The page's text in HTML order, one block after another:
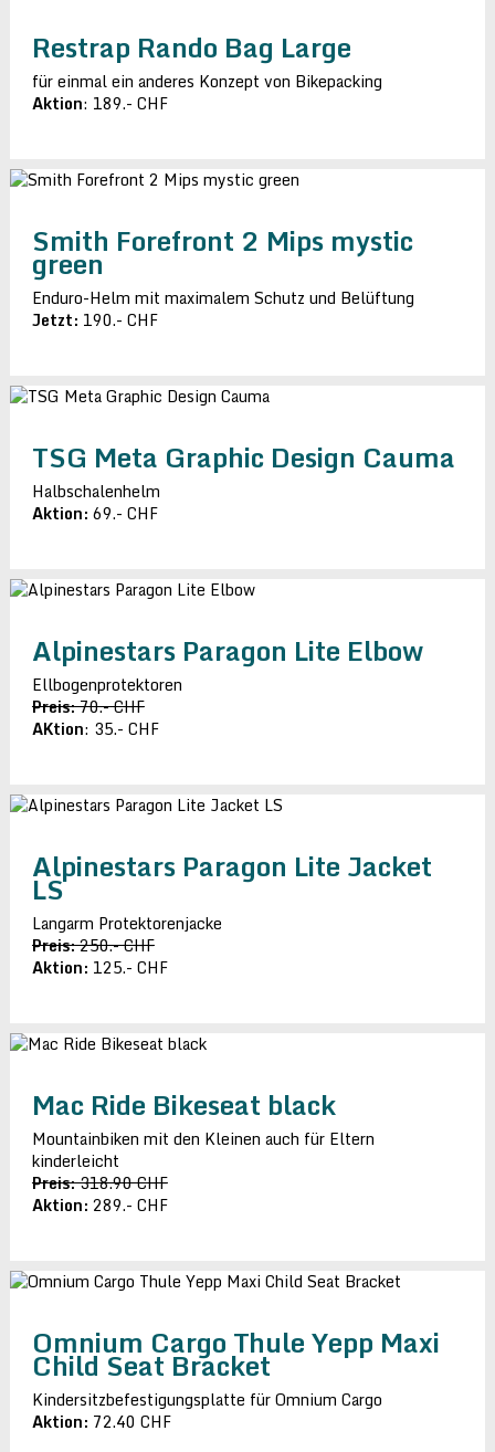
Restrap Rando Bag Large
für einmal ein anderes Konzept von Bikepacking
Aktion: 189.- CHF
Smith Forefront 2 Mips mystic
green
Enduro-Helm mit maximalem Schutz und Belüftung
Jetzt: 190.- CHF
TSG Meta Graphic Design Cauma
Halbschalenhelm
Aktion: 69.- CHF
Alpinestars Paragon Lite Elbow
Ellbogenprotektoren
Preis:70.- CHF
AKtion: 35.- CHF
Alpinestars Paragon Lite Jacket
LS
Langarm Protektorenjacke
Preis:250.- CHF
Aktion: 125.- CHF
Mac Ride Bikeseat black
Mountainbiken mit den Kleinen auch für Eltern
kinderleicht
Preis:318.90 CHF
Aktion: 289.- CHF
Omnium Cargo Thule Yepp Maxi
Child Seat Bracket
Kindersitzbefestigungsplatte für Omnium Cargo
Aktion: 72.40 CHF